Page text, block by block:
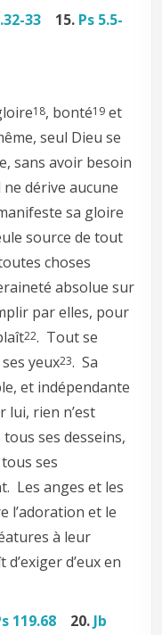
33 15. Ps 5.5-
18, bonté19 et
seul Dieu se
sans avoir besoin
ne dérive aucune
sa gloire
source de tout
choses
absolue sur
par elles, pour
22. Tout se
yeux23. Sa
et indépendante
lui, rien n’est
ses desseins,
ses
Les anges et les
l’adoration et le
à leur
d’eux en
119.68 20.Jb